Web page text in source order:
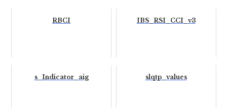
RBCI IBS_RSI_CCI_v3
s_Indicator_aig slqtp_values